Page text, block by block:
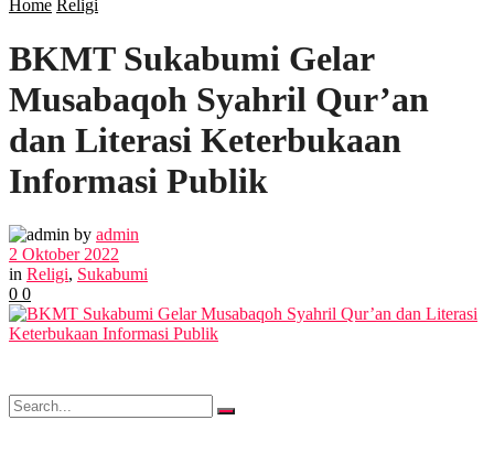
POLITIK
EKBIS
OPINI
FOTO
VIDEO
Home Religi
BKMT Sukabumi Gelar
Musabaqoh Syahril Qur’an
dan Literasi Keterbukaan
Informasi Publik
by admin
2 Oktober 2022
in Religi, Sukabumi
0 0